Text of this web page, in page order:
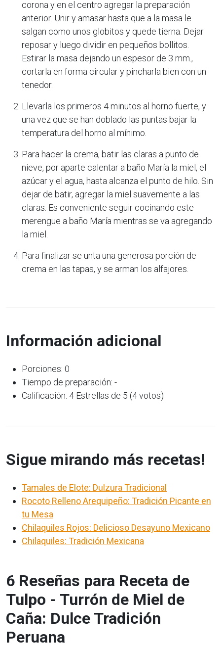
corona y en el centro agregar la preparación
anterior. Unir y amasar hasta que a la masa le
salgan como unos globitos y quede tierna. Dejar
reposar y luego dividir en pequeños bollitos.
Estirar la masa dejando un espesor de 3 mm.,
cortarla en forma circular y pincharla bien con un
tenedor.
Llevarla los primeros 4 minutos al horno fuerte, y
una vez que se han doblado las puntas bajar la
temperatura del horno al mínimo.
Para hacer la crema, batir las claras a punto de
nieve, por aparte calentar a baño María la miel, el
azúcar y el agua, hasta alcanza el punto de hilo. Sin
dejar de batir, agregar la miel suavemente a las
claras. Es conveniente seguir cocinando este
merengue a baño María mientras se va agregando
la miel.
Para finalizar se unta una generosa porción de
crema en las tapas, y se arman los alfajores.
Información adicional
Porciones: 0
Tiempo de preparación: -
Calificación: 4 Estrellas de 5 (4 votos)
Sigue mirando más recetas!
Tamales de Elote: Dulzura Tradicional
Rocoto Relleno Arequipeño: Tradición Picante en
tu Mesa
Chilaquiles Rojos: Delicioso Desayuno Mexicano
Chilaquiles: Tradición Mexicana
6 Reseñas para Receta de
Tulpo - Turrón de Miel de
Caña: Dulce Tradición
Peruana